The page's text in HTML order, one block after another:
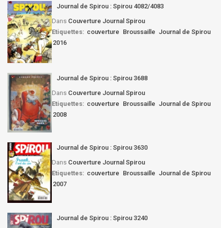
Journal de Spirou : Spirou 4082/4083
Dans Couverture Journal Spirou
Etiquettes: couverture Broussaille Journal de Spirou
2016
Journal de Spirou : Spirou 3688
Dans Couverture Journal Spirou
Etiquettes: couverture Broussaille Journal de Spirou
2008
Journal de Spirou : Spirou 3630
Dans Couverture Journal Spirou
Etiquettes: couverture Broussaille Journal de Spirou
2007
Journal de Spirou : Spirou 3240